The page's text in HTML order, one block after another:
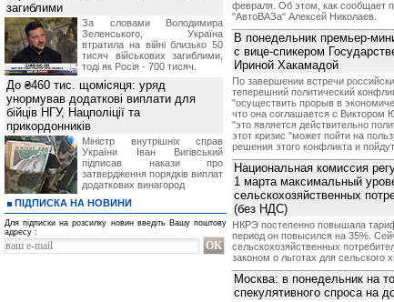
февраля. Об этом, как сообщает
"АвтоВАЗа" Алексей Николаев.
В понедельник премьер-
с вице-спикером
Ириной Хакамадой
По завершении встречи
теперешний политический
"осуществить прорыв в
что она соглашается с Виктором
"это является действительно
этот кризис "может пойти на
решения этого конфликта и
Национальная комиссия
1 марта максимальный
сельскохозяйственных
(без НДС)
НКРЭ постепенно повышала
период он повысился на 35%.
сельскохозяйственных
законом о льготах для сельского
Москва: в понедельник на
спекулятивного спроса на
загиблими
За словами Володимира
Зеленського, Україна
втратила на війні близько 50
тисяч військових загиблими,
тоді як Росія - 700 тисяч.
До ₴460 тис. щомісяця: уряд
унормував додаткові виплати для
бійців НГУ, Нацполіції та
прикордонників
Міністр внутрішніх справ
України Іван Вигівський
підписав накази про
затвердження порядків виплат
додаткових винагород
ПІДПИСКА НА НОВИНИ
Для підписки на розсилку новин введіть Вашу поштову
адресу :